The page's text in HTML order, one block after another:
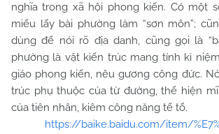
nghĩa trong xã hội phong kiến. Có một
miếu lấy bài phường làm “sơn môn”;
dùng để nói rõ địa danh, cũng gọi là
phường là vật kiến trúc mang tính kỉ
giáo phong kiến, nêu gương công đức.
trúc phụ thuộc của từ đường, thể hiện
của tiên nhân, kiêm công năng tế tổ.
https://baike.baidu.com/item/